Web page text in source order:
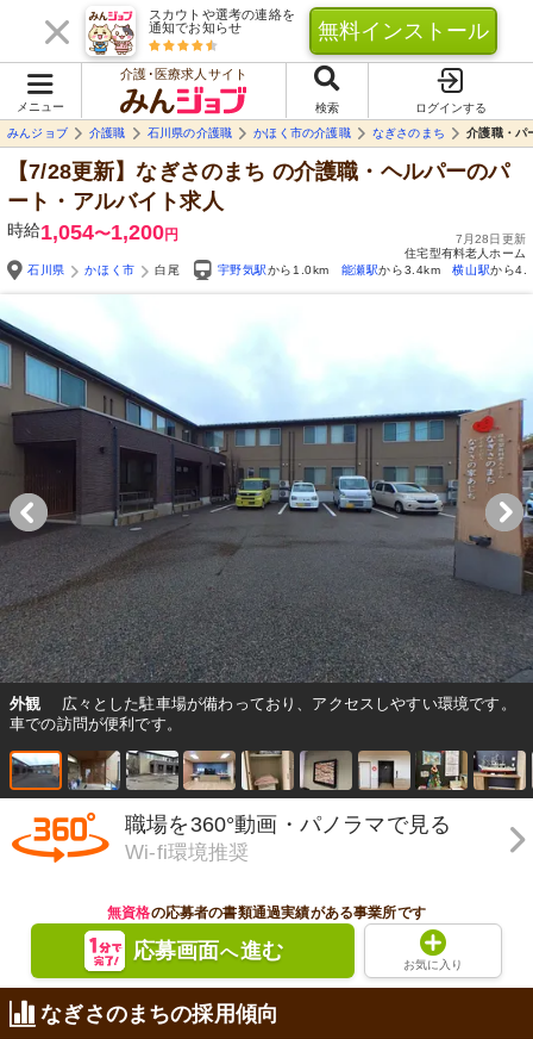
スカウトや選考の連絡を
通知でお知らせ
無料インストール
メニュー
介護･医療求人サイト
検索
ログインする
みんジョブ
介護職 石川県の介護職 かほく市の介護職 なぎさのまち 介護職・パ
【7/28更新】なぎさのまち の介護職・ヘルパーのパ
ート・アルバイト求人
時給1,054〜1,200円
7月28日更新
住宅型有料老人ホーム
石川県
かほく市 白尾 宇野気駅から1.0km 能瀬駅から3.4km 横山駅から
外観
広々とした駐車場が備わっており、アクセスしやすい環境です。
車での訪問が便利です。
職場を360°動画・パノラマで見る
Wi-fi環境推奨
無資格の応募者の書類通過実績がある事業所です
応募画面へ進む
お気に入り
なぎさのまちの採用傾向